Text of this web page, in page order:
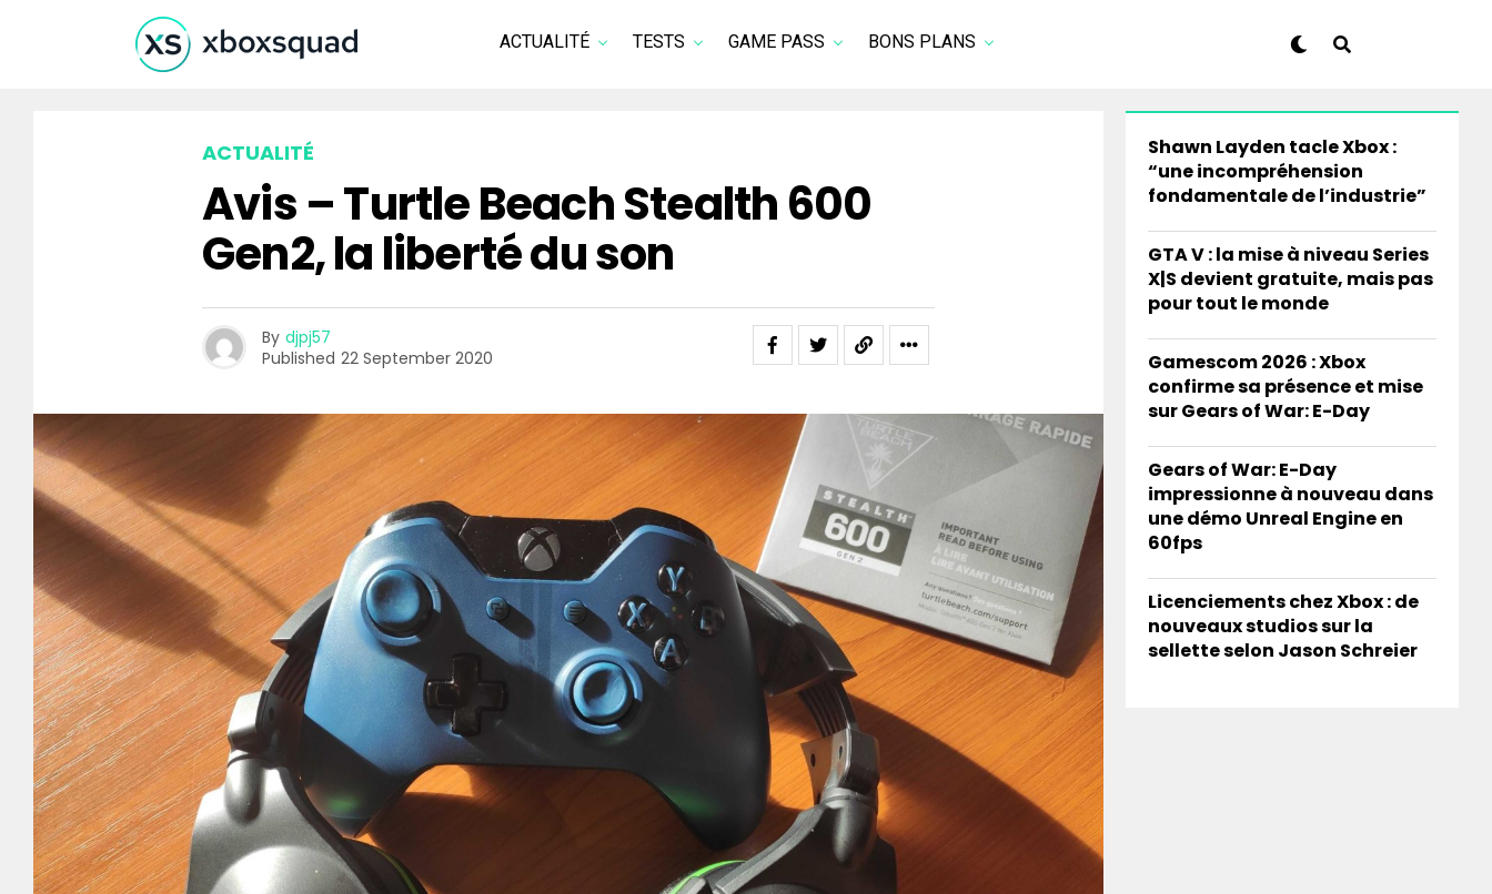
ACTUALITÉ TESTS GAME PASS BONS PLANS
ACTUALITÉ
Avis – Turtle Beach Stealth 600
Gen2, la liberté du son
By djpj57
Published 22 September 2020
Shawn Layden tacle Xbox :
“une incompréhension
fondamentale de l’industrie”
GTA V : la mise à niveau Series
X|S devient gratuite, mais pas
pour tout le monde
Gamescom 2026 : Xbox
confirme sa présence et mise
sur Gears of War: E-Day
Gears of War: E-Day
impressionne à nouveau dans
une démo Unreal Engine en
60fps
Licenciements chez Xbox : de
nouveaux studios sur la
sellette selon Jason Schreier